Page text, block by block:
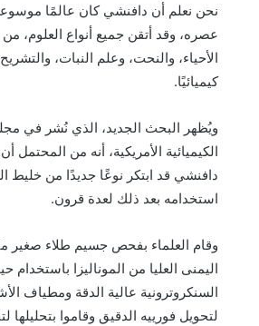
نحن نعلم أن دافنشي كان عالمًا
عصره، وقد أتقن جميع أنواع العلوم،
الأحياء، والنحت، وعلم النبات،
كيميائيًا.
ويُظهر البحث الجديد، الذي نُشر في
الكيميائية الأمريكية، أنه من المحتمل
دافنشي قد ابتكر نوعًا جديدًا من خليط
استخدامه بعد ذلك لعدة قرون.
وقام العلماء بفحص جسيم طلاء صغير
اليمنى العليا من الموناليزا باستخدام
السنكروترونية عالية الدقة ومطياف
لتحويل فورييه الدقيق وقاموا بتحليلها